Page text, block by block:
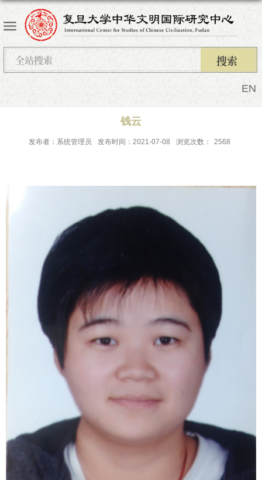
EN
钱云
发布者：系统管理员 发布时间：2021-07-08 浏览次数： 2568